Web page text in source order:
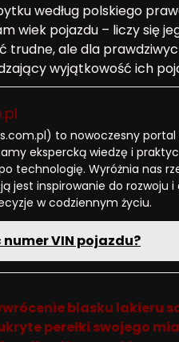
według polskiego
wiek pojazdu – liczy się
trudne, ale dla
wyjątkowość ich
to nowoczesny portal
ekspercką wiedzę i
technologię. Wyróżnia nas
jest inspirowanie do
w codziennym życiu.
VIN pojazdu?
blasku lakieru
perełki swojego